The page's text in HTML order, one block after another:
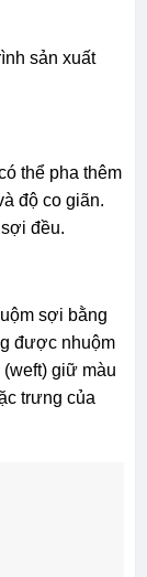
sản xuất
thể pha thêm
độ co giãn.
đều.
sợi bằng
được nhuộm
giữ màu
trưng của